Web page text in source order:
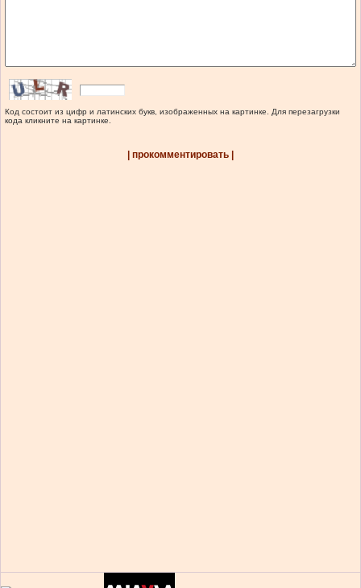
Код состоит из цифр и латинских букв, изображенных на картинке. Для перезагрузки
кода кликните на картинке.
| прокомментировать |